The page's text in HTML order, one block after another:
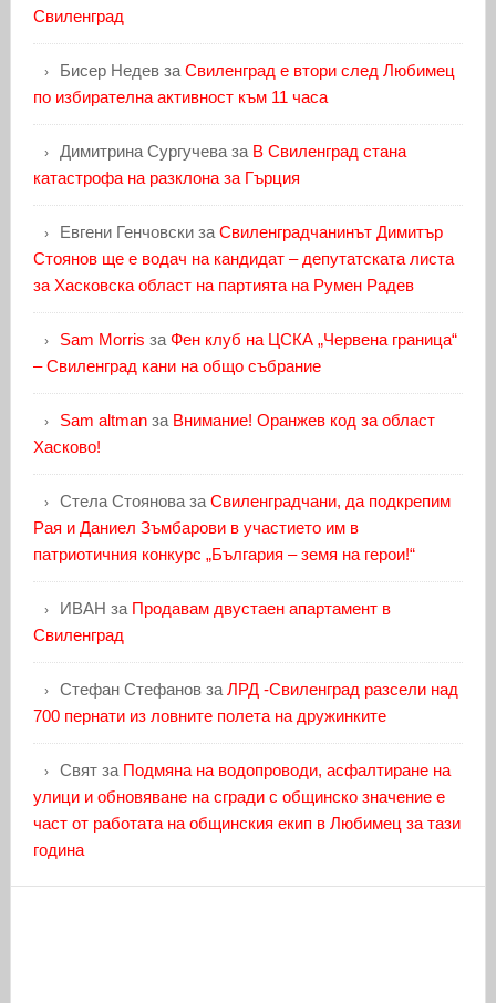
Свиленград
Бисер Недевза Свиленград е втори след Любимец
по избирателна активност към 11 часа
Димитрина Сургучеваза В Свиленград стана
катастрофа на разклона за Гърция
Евгени Генчовскиза Свиленградчанинът Димитър
Стоянов ще е водач на кандидат – депутатската листа
за Хасковска област на партията на Румен Радев
Sam Morris за Фен клуб на ЦСКА „Червена граница“
– Свиленград кани на общо събрание
Sam altmanза Внимание! Оранжев код за област
Хасково!
Стела Стояноваза Свиленградчани, да подкрепим
Рая и Даниел Зъмбарови в участието им в
патриотичния конкурс „България – земя на герои!“
ИВАН за Продавам двустаен апартамент в
Свиленград
Стефан Стефановза ЛРД -Свиленград разсели над
700 пернати из ловните полета на дружинките
Святза Подмяна на водопроводи, асфалтиране на
улици и обновяване на сгради с общинско значение е
част от работата на общинския екип в Любимец за тази
година